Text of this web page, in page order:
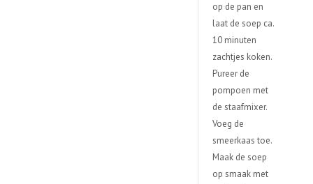
op de pan en
laat de soep ca.
10 minuten
zachtjes koken.
Pureer de
pompoen met
de staafmixer.
Voeg de
smeerkaas toe.
Maak de soep
op smaak met